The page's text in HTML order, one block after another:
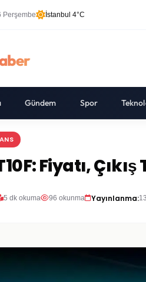
Perşembe İstanbul 4°C
Gündem Spor
Fiyatı,
5 dk okuma 96 okunma Yayınlanma: